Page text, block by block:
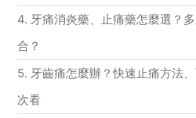
4. 牙痛消炎藥、止痛藥怎麼選？
合？
5. 牙齒痛怎麼辦？快速止痛方法
次看